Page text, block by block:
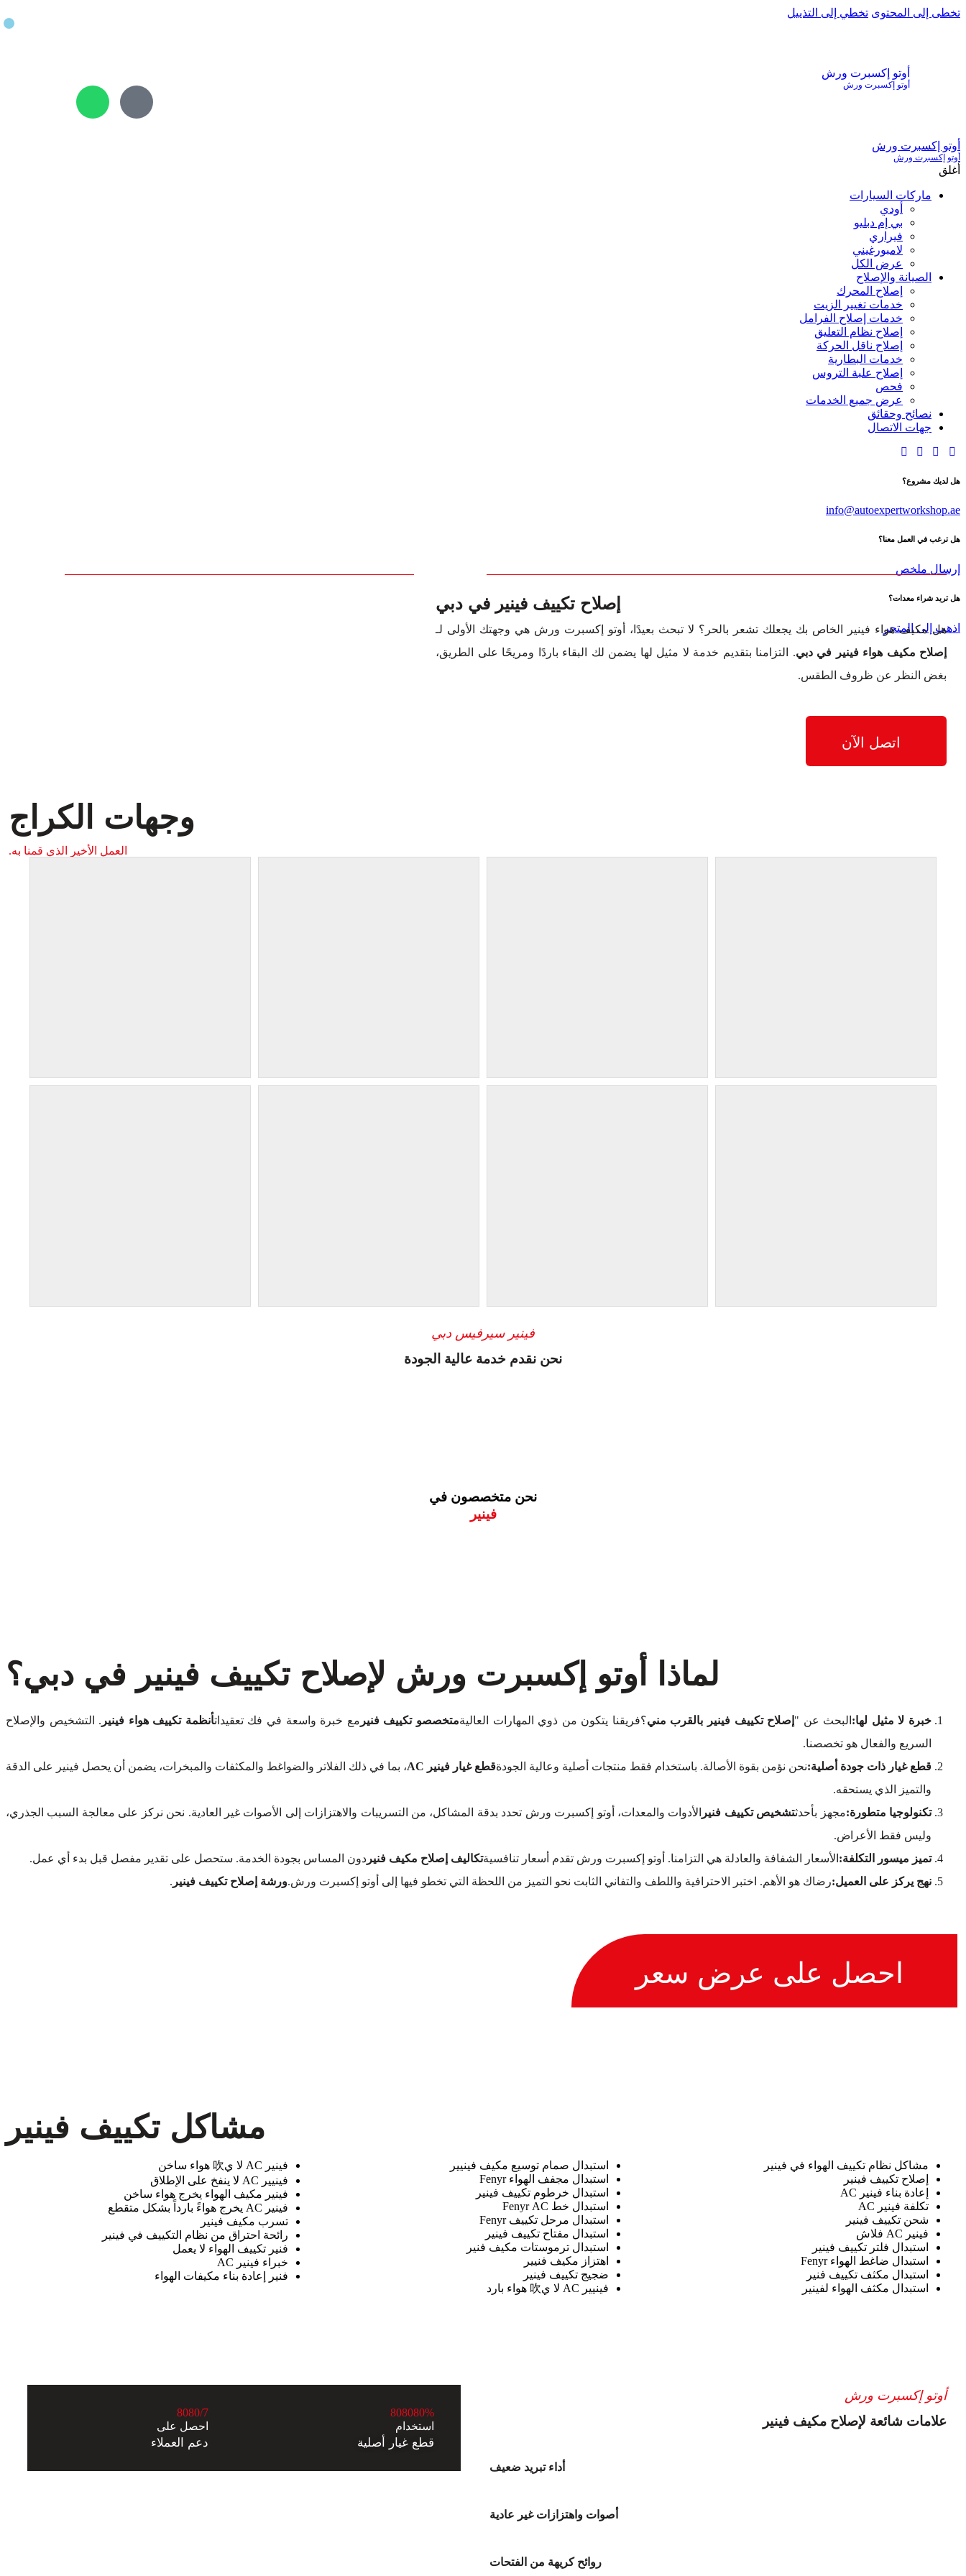
تخطى إلى المحتوى تخطي إلى التذييل
أوتو إكسبرت ورش
أوتو إكسبرت ورش
أوتو إكسبرت ورش
أوتو إكسبرت ورش
أغلق
ماركات السيارات
أودي
بي إم دبليو
فيراري
لامبورغيني
عرض الكل
الصيانة والإصلاح
إصلاح المحرك
خدمات تغيير الزيت
خدمات إصلاح الفرامل
إصلاح نظام التعليق
إصلاح ناقل الحركة
خدمات البطارية
إصلاح علبة التروس
فحص
عرض جميع الخدمات
نصائح وحقائق
جهات الاتصال
هل لديك مشروع؟
info@autoexpertworkshop.ae
هل ترغب في العمل معنا؟
إرسال ملخص
هل تريد شراء معدات؟
اذهب إلى المتجر
إصلاح تكييف فينير في دبي
هل مكيف هواء فينير الخاص بك يجعلك تشعر بالحر؟ لا تبحث بعيدًا، أوتو إكسبرت ورش هي وجهتك الأولى لـ
إصلاح مكيف هواء فينير في دبي. التزامنا بتقديم خدمة لا مثيل لها يضمن لك البقاء باردًا ومريحًا على الطريق،
بغض النظر عن ظروف الطقس.
اتصل الآن
وجهات الكراج
العمل الأخير الذي قمنا به.
فينير سيرفيس دبي
نحن نقدم خدمة عالية الجودة
نحن متخصصون في
فينير
لماذا أوتو إكسبرت ورش لإصلاح تكييف فينير في دبي؟
خبرة لا مثيل لها: البحث عن " إصلاح تكييف فينير بالقرب مني؟فريقنا يتكون من ذوي المهارات العاليةمتخصصو تكييف فنير مع خبرة واسعة في فك تعقيداتأنظمة تكييف هواء فينير . التشخيص والإصلاح
السريع والفعال هو تخصصنا.
قطع غيار ذات جودة أصلية:نحن نؤمن بقوة الأصالة. باستخدام فقط منتجات أصلية وعالية الجودةقطع غيار فينير AC
، بما في ذلك الفلاتر والضواغط والمكثفات والمبخرات، يضمن أن يحصل فينير على الدقة
والتميز الذي يستحقه.
تكنولوجيا متطورة:مجهز بأحدثتشخيص تكييف فنير الأدوات والمعدات، أوتو إكسبرت ورش تحدد بدقة المشاكل، من التسريبات والاهتزازات إلى الأصوات غير العادية. نحن نركز على معالجة السبب الجذري،
وليس فقط الأعراض.
تميز ميسور التكلفة: الأسعار الشفافة والعادلة هي التزامنا. أوتو إكسبرت ورش تقدم أسعار تنافسيةتكاليف إصلاح مكيف فنير دون المساس بجودة الخدمة. ستحصل على تقدير مفصل قبل بدء أي عمل.
نهج يركز على العميل:رضاك هو الأهم. اختبر الاحترافية واللطف والتفاني الثابت نحو التميز من اللحظة التي تخطو فيها إلى أوتو إكسبرت ورش.ورشة إصلاح تكييف فينير .
احصل على عرض سعر
مشاكل تكييف فينير
مشاكل نظام تكييف الهواء في فينير
إصلاح تكييف فينير
إعادة بناء فينير AC
تكلفة فينير AC
شحن تكييف فينير
فينير AC فلاش
استبدال فلتر تكييف فينير
استبدال ضاغط الهواء Fenyr
استبدال مكثف تكييف فنير
استبدال مكثف الهواء لفينير
استبدال صمام توسيع مكيف فينيير
استبدال مجفف الهواء Fenyr
استبدال خرطوم تكييف فينير
استبدال خط Fenyr AC
استبدال مرحل تكييف Fenyr
استبدال مفتاح تكييف فينير
استبدال ترموستات مكيف فنير
اهتزاز مكيف فنيير
ضجيج تكييف فينير
فينيير AC لا ي吹 هواء بارد
فينير AC لا ي吹 هواء ساخن
فينيير AC لا ينفخ على الإطلاق
فينير مكيف الهواء يخرج هواء ساخن
فينير AC يخرج هواءً بارداً بشكل متقطع
تسرب مكيف فينير
رائحة احتراق من نظام التكييف في فينير
فنير تكييف الهواء لا يعمل
خبراء فينير AC
فنير إعادة بناء مكيفات الهواء
أوتو إكسبرت ورش
علامات شائعة لإصلاح مكيف فينير
أداء تبريد ضعيف
أصوات واهتزازات غير عادية
روائح كريهة من الفتحات
808080%
استخدام
قطع غيار أصلية
8080/7
احصل على
دعم العملاء